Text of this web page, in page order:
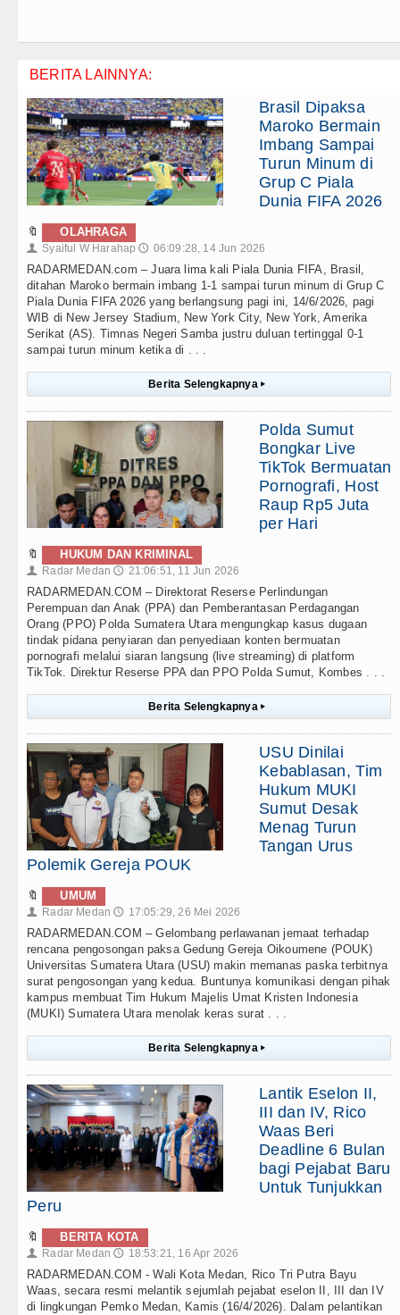
BERITA LAINNYA:
Brasil Dipaksa
Maroko Bermain
Imbang Sampai
Turun Minum di
Grup C Piala
Dunia FIFA 2026
🔖 OLAHRAGA
👤 Syaiful W Harahap 🕔 06:09:28, 14 Jun 2026
RADARMEDAN.com – Juara lima kali Piala Dunia FIFA, Brasil,
ditahan Maroko bermain imbang 1-1 sampai turun minum di Grup C
Piala Dunia FIFA 2026 yang berlangsung pagi ini, 14/6/2026, pagi
WIB di New Jersey Stadium, New York City, New York, Amerika
Serikat (AS). Timnas Negeri Samba justru duluan tertinggal 0-1
sampai turun minum ketika di . . .
Berita Selengkapnya ▸
Polda Sumut
Bongkar Live
TikTok Bermuatan
Pornografi, Host
Raup Rp5 Juta
per Hari
🔖 HUKUM DAN KRIMINAL
👤 Radar Medan 🕔 21:06:51, 11 Jun 2026
RADARMEDAN.COM – Direktorat Reserse Perlindungan
Perempuan dan Anak (PPA) dan Pemberantasan Perdagangan
Orang (PPO) Polda Sumatera Utara mengungkap kasus dugaan
tindak pidana penyiaran dan penyediaan konten bermuatan
pornografi melalui siaran langsung (live streaming) di platform
TikTok. Direktur Reserse PPA dan PPO Polda Sumut, Kombes . . .
Berita Selengkapnya ▸
USU Dinilai
Kebablasan, Tim
Hukum MUKI
Sumut Desak
Menag Turun
Tangan Urus
Polemik Gereja POUK
🔖 UMUM
👤 Radar Medan 🕔 17:05:29, 26 Mei 2026
RADARMEDAN.COM – Gelombang perlawanan jemaat terhadap
rencana pengosongan paksa Gedung Gereja Oikoumene (POUK)
Universitas Sumatera Utara (USU) makin memanas paska terbitnya
surat pengosongan yang kedua. Buntunya komunikasi dengan pihak
kampus membuat Tim Hukum Majelis Umat Kristen Indonesia
(MUKI) Sumatera Utara menolak keras surat . . .
Berita Selengkapnya ▸
Lantik Eselon II,
III dan IV, Rico
Waas Beri
Deadline 6 Bulan
bagi Pejabat Baru
Untuk Tunjukkan
Peru
🔖 BERITA KOTA
👤 Radar Medan 🕔 18:53:21, 16 Apr 2026
RADARMEDAN.COM - Wali Kota Medan, Rico Tri Putra Bayu
Waas, secara resmi melantik sejumlah pejabat eselon II, III dan IV
di lingkungan Pemko Medan, Kamis (16/4/2026). Dalam pelantikan